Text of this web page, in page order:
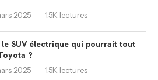
2025 1,5K lectures
SUV électrique qui pourrait tout
?
2025 1,5K lectures